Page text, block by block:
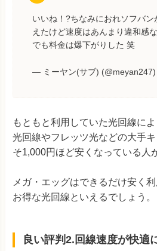
いいね！?ちなみにおれソフバ
えたけど速度はあんまり違和感
でも料金は爆下がりした 笑
— ミーヤン(サブ) (@meyan247)
もともと利用していた光回線に
光回線やフレッツ光などの大手
そ1,000円ほど安くなっている人
メガ・エッグはできるだけ安く利
お得な光回線といえるでしょう。
良い評判2.回線速度が快適